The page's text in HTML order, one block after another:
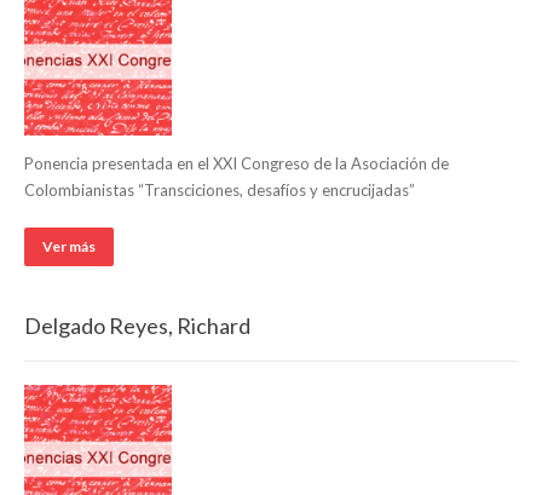
Ponencia presentada en el XXI Congreso de la Asociación de
Colombianistas “Transciciones, desafíos y encrucijadas”
Ver más
Delgado Reyes, Richard